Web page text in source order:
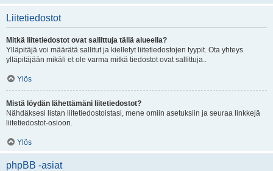
Liitetiedostot
Mitkä liitetiedostot ovat sallittuja tällä alueella?
Ylläpitäjä voi määrätä sallitut ja kielletyt liitetiedostojen tyypit. Ota yhteys
ylläpitäjään mikäli et ole varma mitkä tiedostot ovat sallittuja..
Ylös
Mistä löydän lähettämäni liitetiedostot?
Nähdäksesi listan liitetiedostoistasi, mene omiin asetuksiin ja seuraa linkkejä
liitetiedostot-osioon.
Ylös
phpBB -asiat